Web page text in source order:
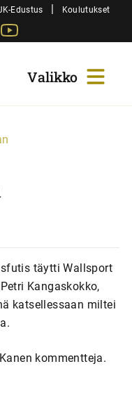
Edustus | Koulutukset
täytti Wallsport
Kangaskokko,
katsellessaan miltei
kommentteja.